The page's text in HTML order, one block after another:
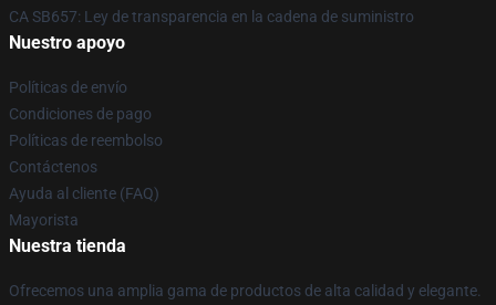
CA SB657: Ley de transparencia en la cadena de suministro
Nuestro apoyo
Políticas de envío
Condiciones de pago
Políticas de reembolso
Contáctenos
Ayuda al cliente (FAQ)
Mayorista
Nuestra tienda
Ofrecemos una amplia gama de productos de alta calidad y elegante.